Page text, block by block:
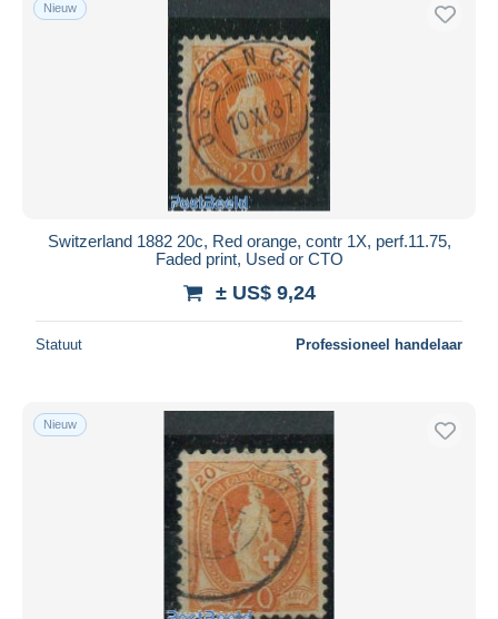
Nieuw
Switzerland 1882 20c, Red orange, contr 1X, perf.11.75,
Faded print, Used or CTO
± US$ 9,24
Statuut Professioneel handelaar
Nieuw